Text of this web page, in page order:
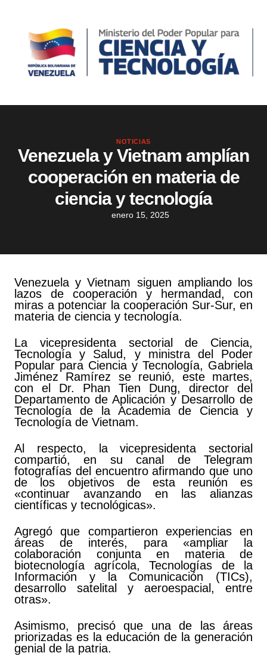
NOTICIAS
Venezuela y Vietnam amplían
cooperación en materia de
ciencia y tecnología
enero 15, 2025
Venezuela y Vietnam siguen ampliando los
lazos de cooperación y hermandad, con
miras a potenciar la cooperación Sur-Sur, en
materia de ciencia y tecnología.
La vicepresidenta sectorial de Ciencia,
Tecnología y Salud, y ministra del Poder
Popular para Ciencia y Tecnología, Gabriela
Jiménez Ramírez se reunió, este martes,
con el Dr. Phan Tien Dung, director del
Departamento de Aplicación y Desarrollo de
Tecnología de la Academia de Ciencia y
Tecnología de Vietnam.
Al respecto, la vicepresidenta sectorial
compartió, en su canal de Telegram
fotografías del encuentro afirmando que uno
de los objetivos de esta reunión es
«continuar avanzando en las alianzas
científicas y tecnológicas».
Agregó que compartieron experiencias en
áreas de interés, para «ampliar la
colaboración conjunta en materia de
biotecnología agrícola, Tecnologías de la
Información y la Comunicación (TICs),
desarrollo satelital y aeroespacial, entre
otras».
Asimismo, precisó que una de las áreas
priorizadas es la educación de la generación
genial de la patria.